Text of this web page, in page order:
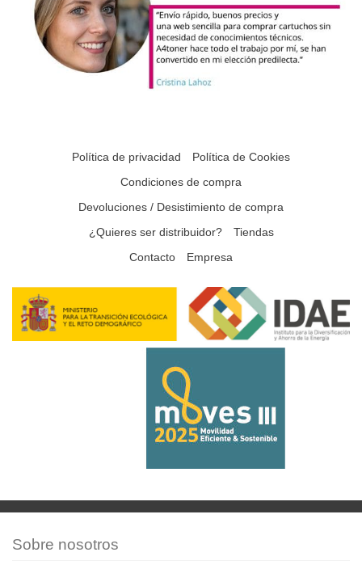
Política de privacidad
Política de Cookies
Condiciones de compra
Devoluciones / Desistimiento de compra
¿Quieres ser distribuidor?
Tiendas
Contacto
Empresa
Sobre nosotros